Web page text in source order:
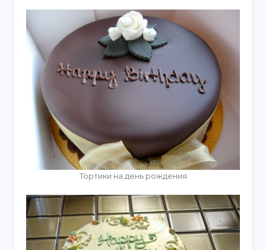
Тортики на день рождения